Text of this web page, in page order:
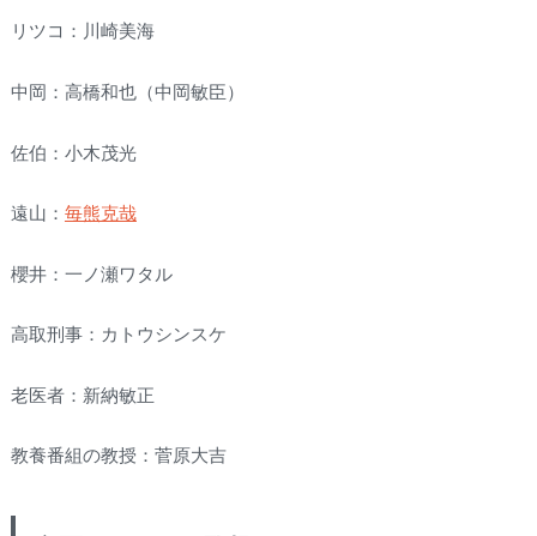
リツコ：川崎美海
中岡：高橋和也（中岡敏臣）
佐伯：小木茂光
遠山： 毎熊克哉
櫻井：一ノ瀬ワタル
高取刑事：カトウシンスケ
老医者：新納敏正
教養番組の教授：菅原大吉